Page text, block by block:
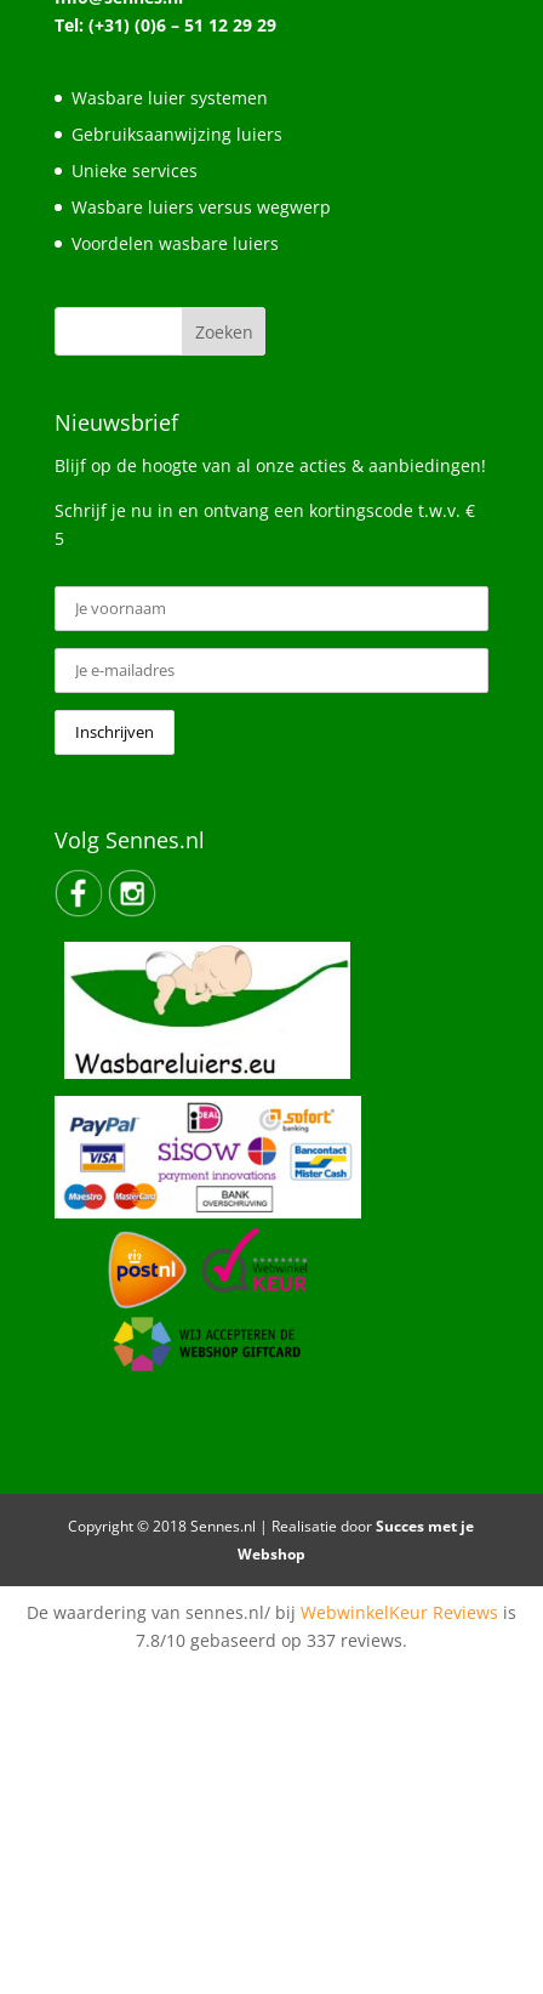
Tel: (+31) (0)6 – 51 12 29 29
Wasbare luier systemen
Gebruiksaanwijzing luiers
Unieke services
Wasbare luiers versus wegwerp
Voordelen wasbare luiers
Nieuwsbrief
Blijf op de hoogte van al onze acties & aanbiedingen!
Schrijf je nu in en ontvang een kortingscode t.w.v. €
5
Volg Sennes.nl
Copyright © 2018 Sennes.nl | Realisatie doorSucces met je
Webshop
De waardering van sennes.nl/ bij WebwinkelKeur Reviews is
7.8/10 gebaseerd op 337 reviews.